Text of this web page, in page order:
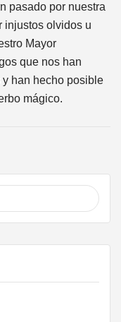
pasado por nuestra
injustos olvidos u
Mayor
que nos han
han hecho posible
mágico.